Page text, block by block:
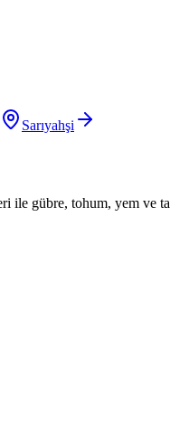
Sarıyahşi
gübre, tohum, yem ve